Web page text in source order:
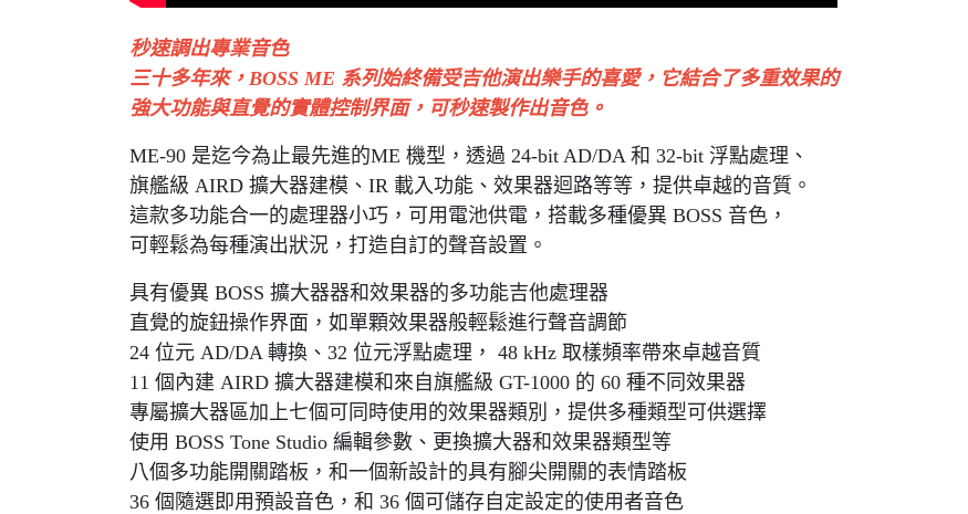
秒速調出專業音色
三十多年來，BOSS ME 系列始終備受吉他演出樂手的喜愛，它結合了多重效果的
強大功能與直覺的實體控制界面，可秒速製作出音色。
ME-90 是迄今為止最先進的ME 機型，透過 24-bit AD/DA 和 32-bit 浮點處理、
旗艦級 AIRD 擴大器建模、IR 載入功能、效果器迴路等等，提供卓越的音質。
這款多功能合一的處理器小巧，可用電池供電，搭載多種優異 BOSS 音色，
可輕鬆為每種演出狀況，打造自訂的聲音設置。
具有優異 BOSS 擴大器器和效果器的多功能吉他處理器
直覺的旋鈕操作界面，如單顆效果器般輕鬆進行聲音調節
24 位元 AD/DA 轉換、32 位元浮點處理， 48 kHz 取樣頻率帶來卓越音質
11 個內建 AIRD 擴大器建模和來自旗艦級 GT-1000 的 60 種不同效果器
專屬擴大器區加上七個可同時使用的效果器類別，提供多種類型可供選擇
使用 BOSS Tone Studio 編輯參數、更換擴大器和效果器類型等
八個多功能開關踏板，和一個新設計的具有腳尖開關的表情踏板
36 個隨選即用預設音色，和 36 個可儲存自定設定的使用者音色